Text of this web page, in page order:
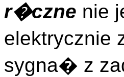
r�czne nie
elektrycznie
sygna� z